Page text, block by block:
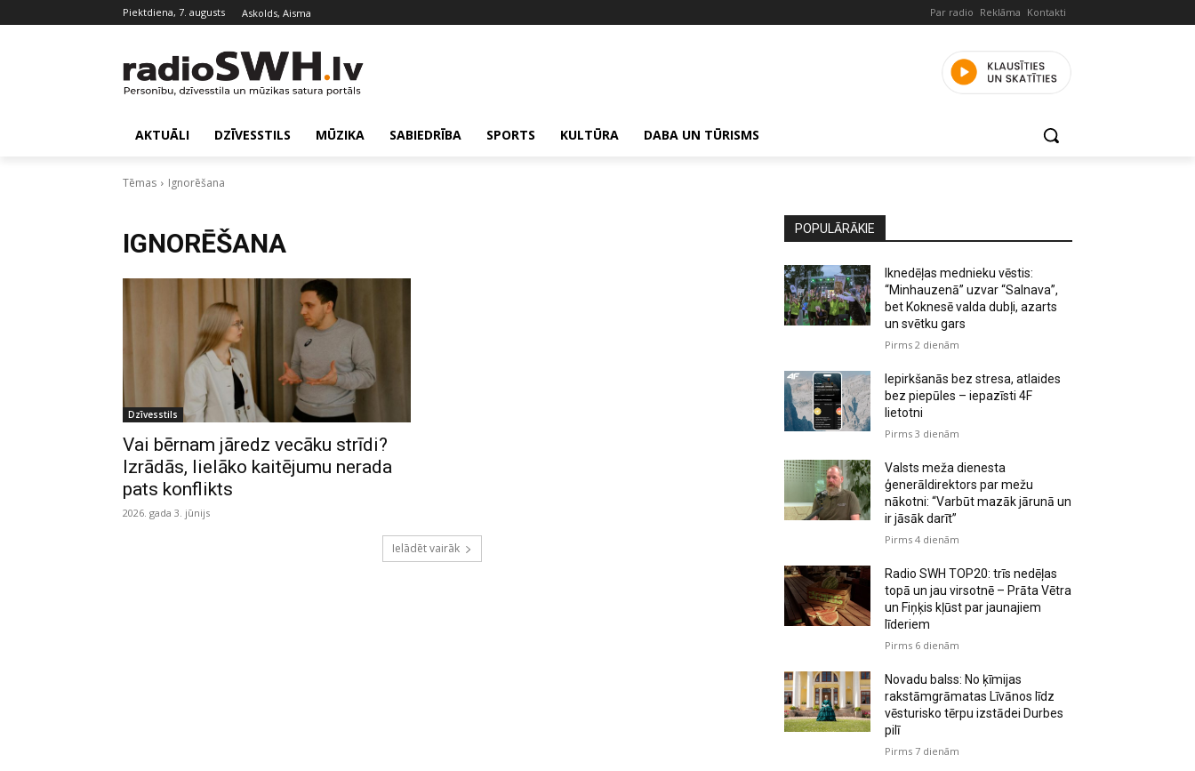
piektdiena, 7. augusts Askolds, Aisma Par radio Reklāma Kontakti
AKTUĀLI DZĪVESSTILS MŪZIKA SABIEDRĪBA SPORTS KULTŪRA DABA UN TŪRISMS
Tēmas Ignorēšana
IGNORĒŠANA
Dzīvesstils
Vai bērnam jāredz vecāku strīdi?
Izrādās, lielāko kaitējumu nerada
pats konflikts
2026. gada 3. jūnijs
Ielādēt vairāk
POPULĀRĀKIE
Iknedēļas mednieku vēstis:
“Minhauzenā” uzvar “Salnava”,
bet Koknesē valda dubļi, azarts
un svētku gars
Pirms 2 dienām
Iepirkšanās bez stresa, atlaides
bez piepūles – iepazīsti 4F
lietotni
Pirms 3 dienām
Valsts meža dienesta
ģenerāldirektors par mežu
nākotni: “Varbūt mazāk jārunā un
ir jāsāk darīt”
Pirms 4 dienām
Radio SWH TOP20: trīs nedēļas
topā un jau virsotnē – Prāta Vētra
un Fiņķis kļūst par jaunajiem
līderiem
Pirms 6 dienām
Novadu balss: No ķīmijas
rakstāmgrāmatas Līvānos līdz
vēsturisko tērpu izstādei Durbes
pilī
Pirms 7 dienām